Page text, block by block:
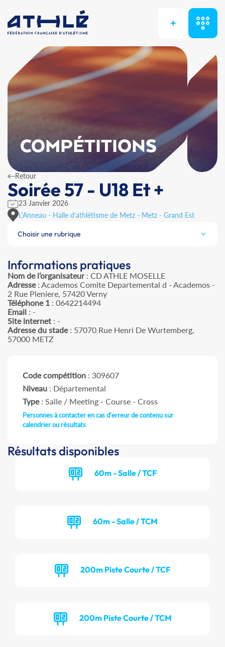
+
COMPÉTITIONS
Retour
Soirée 57 - U18 Et +
23 Janvier 2026
L'Anneau - Halle d'athlétisme de Metz - Metz - Grand Est
Choisir une rubrique
Informations pratiques
Nom de l’organisateur: CD ATHLE MOSELLE
Adresse: Academos Comite Departemental d - Academos -
2 Rue Pleniere, 57420 Verny
Téléphone 1 : 0642214494
Email : -
Site internet : -
Adresse du stade: 57070 Rue Henri De Wurtemberg,
57000 METZ
Code compétition : 309607
Niveau : Départemental
Type: Salle / Meeting - Course - Cross
Personnes à contacter en cas d'erreur de contenu sur
calendrier ou résultats
Résultats disponibles
60m - Salle / TCF
60m - Salle / TCM
200m Piste Courte / TCF
200m Piste Courte / TCM